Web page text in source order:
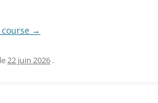
→
le22 juin 2026 .